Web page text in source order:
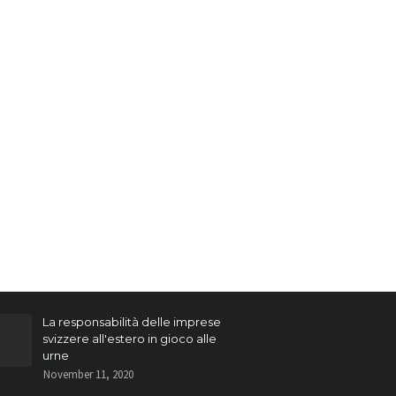
La responsabilità delle imprese
svizzere all'estero in gioco alle
urne
November 11, 2020